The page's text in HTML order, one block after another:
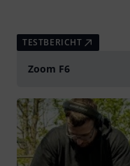
TESTBERICHT
Zoom F6